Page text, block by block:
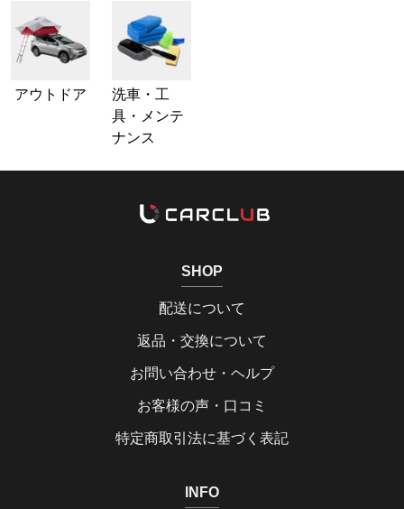
アウトドア
洗車・工
具・メンテ
ナンス
SHOP
配送について
返品・交換について
お問い合わせ・ヘルプ
お客様の声・口コミ
特定商取引法に基づく表記
INFO